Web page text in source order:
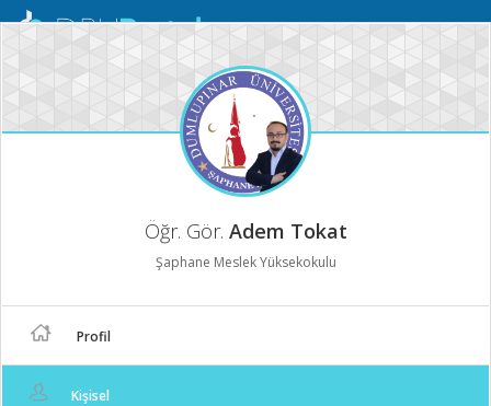
Mobil
Öğr. Gör. Adem Tokat
Şaphane Meslek Yüksekokulu
Profil
Kişisel